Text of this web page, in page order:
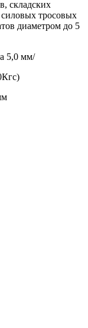
складских
тросовых
диаметром до 5
5,0 мм/